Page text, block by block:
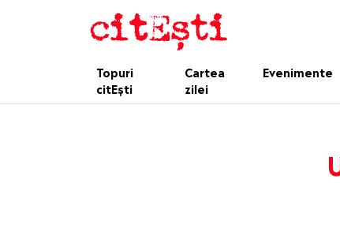
Topuri
citEști
Cartea
zilei
Evenimente